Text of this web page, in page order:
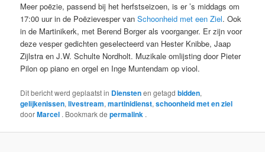
Meer poëzie, passend bij het herfstseizoen, is er ’s middags om
17:00 uur in de Poëzievesper vanSchoonheid met een Ziel. Ook
in de Martinikerk, met Berend Borger als voorganger. Er zijn voor
deze vesper gedichten geselecteerd van Hester Knibbe, Jaap
Zijlstra en J.W. Schulte Nordholt. Muzikale omlijsting door Pieter
Pilon op piano en orgel en Inge Muntendam op viool.
Dit bericht werd geplaatst in Dienstenen getagdbidden,
gelijkenissen,livestream,martinidienst,schoonheid met en ziel
doorMarcel . Bookmark depermalink .